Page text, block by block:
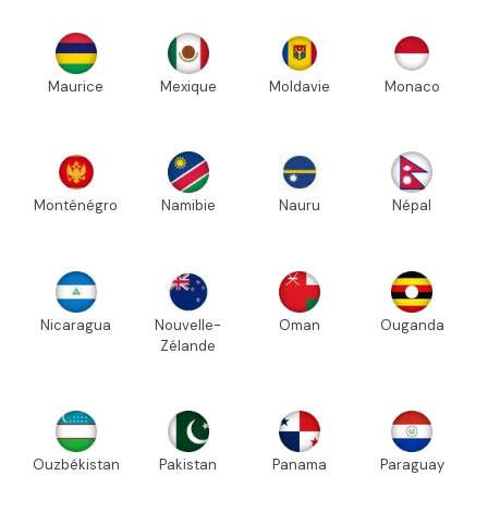
Maurice Mexique Moldavie Monaco
Monténégro Namibie Nauru Népal
Nicaragua
Nouvelle-
Zélande
Oman Ouganda
Ouzbékistan Pakistan Panama Paraguay